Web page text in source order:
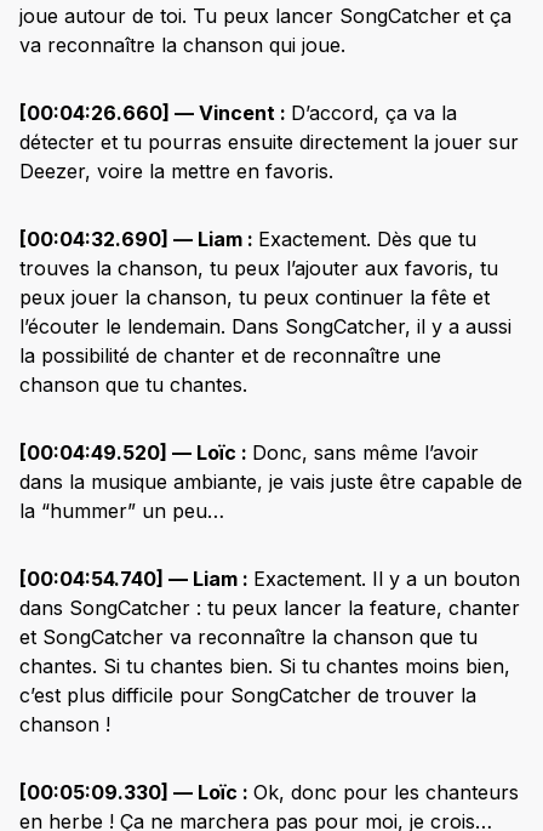
joue autour de toi. Tu peux lancer SongCatcher et ça
va reconnaître la chanson qui joue.
[00:04:26.660] — Vincent : D’accord, ça va la
détecter et tu pourras ensuite directement la jouer sur
Deezer, voire la mettre en favoris.
[00:04:32.690] — Liam : Exactement. Dès que tu
trouves la chanson, tu peux l’ajouter aux favoris, tu
peux jouer la chanson, tu peux continuer la fête et
l’écouter le lendemain. Dans SongCatcher, il y a aussi
la possibilité de chanter et de reconnaître une
chanson que tu chantes.
[00:04:49.520] — Loïc : Donc, sans même l’avoir
dans la musique ambiante, je vais juste être capable de
la “hummer” un peu…
[00:04:54.740] — Liam : Exactement. Il y a un bouton
dans SongCatcher : tu peux lancer la feature, chanter
et SongCatcher va reconnaître la chanson que tu
chantes. Si tu chantes bien. Si tu chantes moins bien,
c’est plus difficile pour SongCatcher de trouver la
chanson !
[00:05:09.330] — Loïc : Ok, donc pour les chanteurs
en herbe ! Ça ne marchera pas pour moi, je crois…